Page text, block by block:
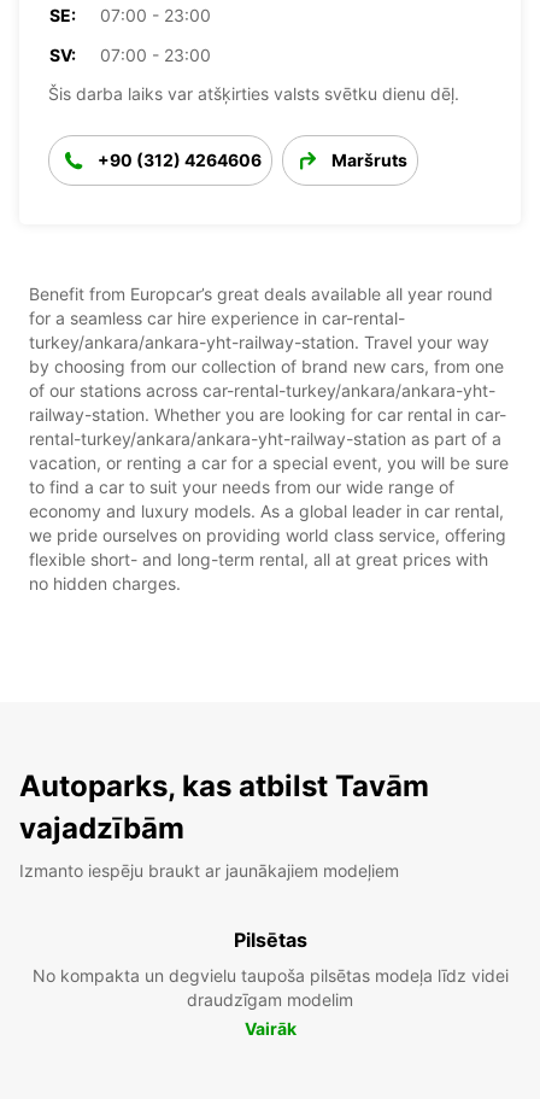
SE:
07:00 - 23:00
SV:
07:00 - 23:00
Šis darba laiks var atšķirties valsts svētku dienu dēļ.
+90 (312) 4264606 Maršruts
Benefit from Europcar’s great deals available all year round
for a seamless car hire experience in car-rental-
turkey/ankara/ankara-yht-railway-station. Travel your way
by choosing from our collection of brand new cars, from one
of our stations across car-rental-turkey/ankara/ankara-yht-
railway-station. Whether you are looking for car rental in car-
rental-turkey/ankara/ankara-yht-railway-station as part of a
vacation, or renting a car for a special event, you will be sure
to find a car to suit your needs from our wide range of
economy and luxury models. As a global leader in car rental,
we pride ourselves on providing world class service, offering
flexible short- and long-term rental, all at great prices with
no hidden charges.
Autoparks, kas atbilst Tavām
vajadzībām
Izmanto iespēju braukt ar jaunākajiem modeļiem
Pilsētas
No kompakta un degvielu taupoša pilsētas modeļa līdz videi
draudzīgam modelim
Vairāk